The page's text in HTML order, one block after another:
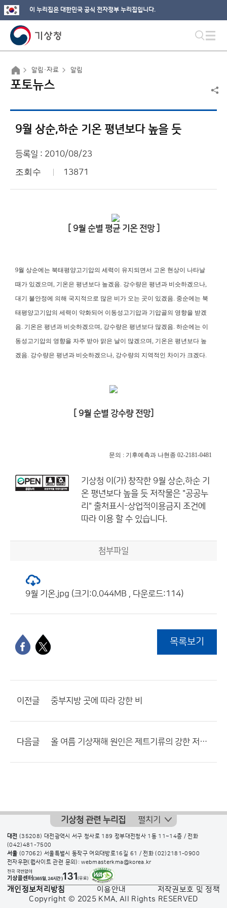
이 누리집은 대한민국 공식 전자정부 누리집입니다.
알림·자료 알림
포토뉴스
9월 상순,하순 기온 평년보다 높을 듯
등록일 : 2010/08/23
조회수 13871
[ 9월 순별 평균 기온 전망 ]
9월 상순에는 북태평양고기압의 세력이 유지되면서 고온 현상이 나타날
때가 있겠으며, 기온은 평년보다 높겠음. 강수량은 평년과 비슷하겠으나,
대기 불안정에 의해 국지적으로 많은 비가 오는 곳이 있겠음. 중순에는 북
태평양고기압의 세력이 약화되어 이동성고기압과 기압골의 영향을 받겠
음. 기온은 평년과 비슷하겠으며, 강수량은 평년보다 많겠음. 하순에는 이
동성고기압의 영향을 자주 받아 맑은 날이 많겠으며, 기온은 평년보다 높
겠음. 강수량은 평년과 비슷하겠으나, 강수량의 지역적인 차이가 크겠다.
[ 9월 순별 강수량 전망]
문의 : 기후예측과 나현종 02-2181-0481
기상청 이(가) 창작한 9월 상순,하순 기
온 평년보다 높을 듯 저작물은 "공공누
리" 출처표시-상업적이용금지 조건에
따라 이용 할 수 있습니다.
첨부파일
9월 기온.jpg (크기:0.044MB , 다운로드:114)
목록보기
이전글 중부지방 곳에 따라 강한 비
다음글 올 여름 기상재해 원인은 제트기류의 강한 저지 현상 때문인 듯
기상청 관련 누리집 펼치기
대전 (35208) 대전광역시 서구 청사로 189 정부대전청사 1동 11~14층 / 전화
(042)481-7500
서울 (07062) 서울특별시 동작구 여의대방로16길 61 / 전화(02)2181-0900
전자우편(웹사이트 관련 문의): webmasterkma@korea.kr
개인정보처리방침 이용안내
저작권보호 및 정책
Copyright © 2025 KMA. All Rights RESERVED